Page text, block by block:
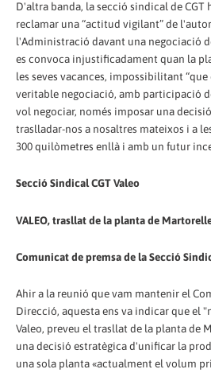
D'altra banda, la secció sindical de
reclamar una “actitud vigilant” de
l'Administració davant una negociació
es convoca injustificadament quan la
les seves vacances, impossibilitant
veritable negociació, amb participació
vol negociar, només imposar una
traslladar-nos a nosaltres mateixos i a
300 quilòmetres enllà i amb un futur
Secció Sindical CGT Valeo
VALEO, trasllat de la planta de
Comunicat de premsa de la Secció
Ahir a la reunió que vam mantenir el
Direcció, aquesta ens va indicar que el
Valeo, preveu el trasllat de la planta de
una decisió estratègica d'unificar la
una sola planta «actualment el volum